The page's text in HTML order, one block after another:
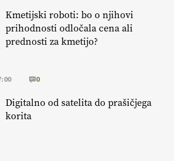
Kmetijski roboti: bo o njihovi
prihodnosti odločala cena ali
prednosti za kmetijo?
0
Digitalno od satelita do prašičjega
korita